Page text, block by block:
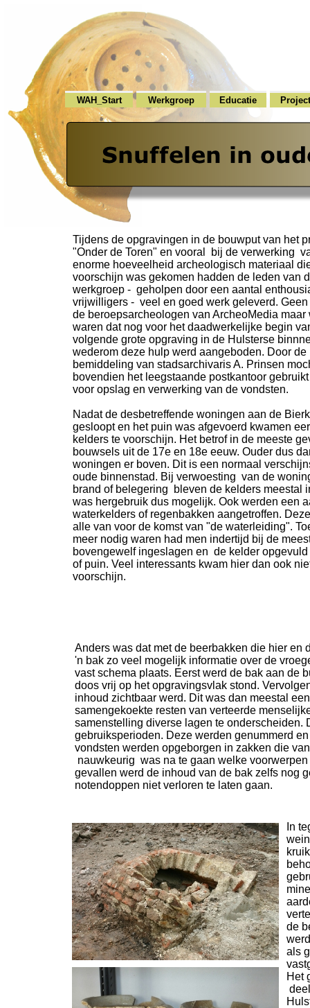
WAH_Start Werkgroep Educatie
Tijdens de opgravingen in de bouwput van het
"Onder de Toren" en vooral bij de verwerking
enorme hoeveelheid archeologisch materiaal
voorschijn was gekomen hadden de leden van
werkgroep - geholpen door een aantal
vrijwilligers - veel en goed werk geleverd.
de beroepsarcheologen van ArcheoMedia maar
waren dat nog voor het daadwerkelijke begin
volgende grote opgraving in de Hulsterse
wederom deze hulp werd aangeboden. Door de
bemiddeling van stadsarchivaris A. Prinsen
bovendien het leegstaande postkantoor
voor opslag en verwerking van de vondsten.
Nadat de desbetreffende woningen aan de
gesloopt en het puin was afgevoerd kwamen
kelders te voorschijn. Het betrof in de meeste
bouwsels uit de 17e en 18e eeuw. Ouder dus
woningen er boven. Dit is een normaal
oude binnenstad. Bij verwoesting van de
brand of belegering bleven de kelders meestal
was hergebruik dus mogelijk. Ook werden een
waterkelders of regenbakken aangetroffen.
alle van voor de komst van "de waterleiding".
meer nodig waren had men indertijd bij de
bovengewelf ingeslagen en de kelder opgevuld
of puin. Veel interessants kwam hier dan ook
voorschijn.
Anders was dat met de beerbakken die hier en
'n bak zo veel mogelijk informatie over de
vast schema plaats. Eerst werd de bak aan de
doos vrij op het opgravingsvlak stond.
inhoud zichtbaar werd. Dit was dan meestal
samengekoekte resten van verteerde
samenstelling diverse lagen te
gebruiksperioden. Deze werden genummerd
vondsten werden opgeborgen in zakken die
nauwkeurig was na te gaan welke
gevallen werd de inhoud van de bak zelfs nog
notendoppen niet verloren te laten gaan.
In
de
als
Het